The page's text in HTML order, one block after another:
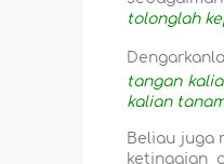
tolonglah
tangan
kalian
Beliau juga
ketinggian